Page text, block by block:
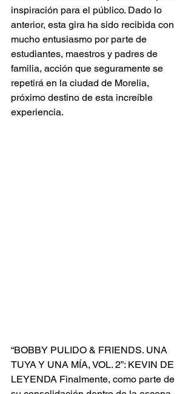
inspiración para el público. Dado lo
anterior, esta gira ha sido recibida con
mucho entusiasmo por parte de
estudiantes, maestros y padres de
familia, acción que seguramente se
repetirá en la ciudad de Morelia,
próximo destino de esta increíble
experiencia.
“BOBBY PULIDO & FRIENDS. UNA
TUYA Y UNA MÍA, VOL. 2”: KEVIN DE
LEYENDA Finalmente, como parte de